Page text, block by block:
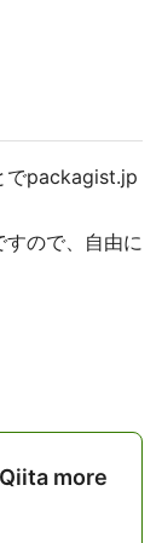
でpackagist.jp
ので、自由に
more